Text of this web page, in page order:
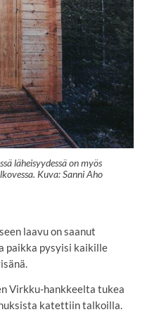
läheisyydessä on myös
Kuva: Sanni Aho
laavu on saanut
paikka pysyisi kaikille
Virkku-hankkeelta tukea
katettiin talkoilla.